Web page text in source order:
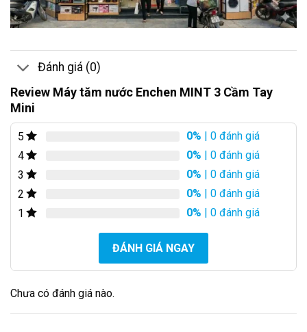
Đánh giá (0)
Review Máy tăm nước Enchen MINT 3 Cầm Tay
Mini
5 0% | 0 đánh giá
4
0% | 0 đánh giá
3
0% | 0 đánh giá
2
0% | 0 đánh giá
1
0% | 0 đánh giá
ĐÁNH GIÁ NGAY
Chưa có đánh giá nào.